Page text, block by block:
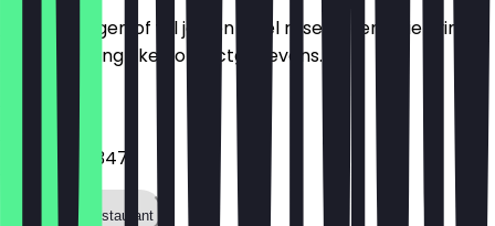
Heb je vragen of wil je een tafel reserveren? Hier vind
je alle belangrijke contactgegevens.
Telefoon
03022460347
Bel het restaurant